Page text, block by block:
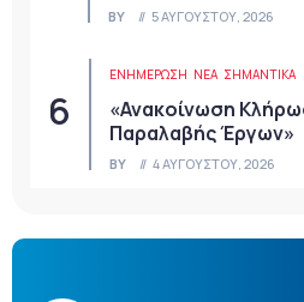
BY 5 ΑΥΓΟΎΣΤΟΥ, 2026
ΕΝΗΜΕΡΩΣΗ ΝΈΑ ΣΗΜΑΝΤΙΚΆ
«Ανακοίνωση
Παραλαβής Έργων»
BY 4 ΑΥΓΟΎΣΤΟΥ, 2026